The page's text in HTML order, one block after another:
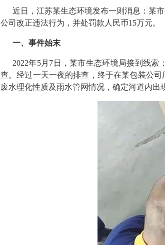
近日，江苏某生态环境发布一则消息：某
公司改正违法行为，并处罚款人民币15万元。
一、事件始末
2022年5月7日，某市生态环境局接到线
查。经过一天一夜的排查，终于在某包装公
废水理化性质及雨水管网情况，确定河道内出